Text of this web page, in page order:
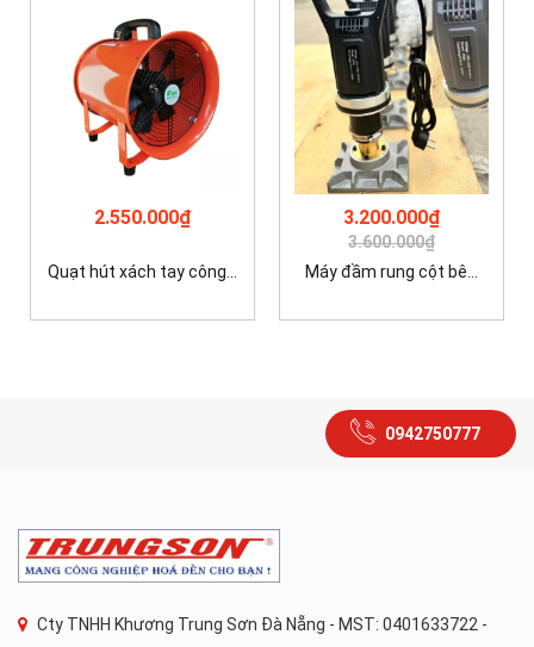
2.550.000₫
Quạt hút xách tay công...
3.200.000₫
3.600.000₫
Máy đầm rung cột bê...
0942750777
Cty TNHH Khương Trung Sơn Đà Nẵng - MST: 0401633722 -